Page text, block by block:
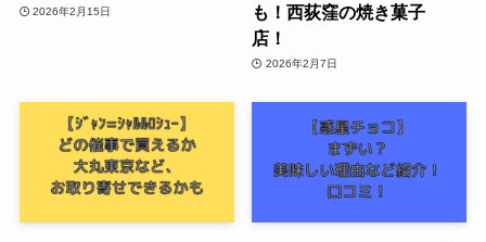
2026年2月15日
も！西荻窪の焼き菓子
店！
2026年2月7日